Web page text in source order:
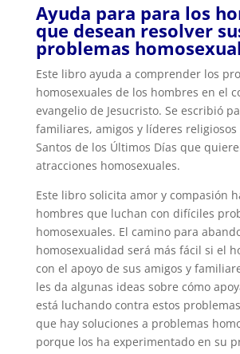
Ayuda para para los
que desean resolver
problemas
Este libro ayuda a comprender los
homosexuales de los hombres en el
evangelio de Jesucristo. Se escribió
familiares, amigos y líderes
Santos de los Últimos Días que
atracciones homosexuales.
Este libro solicita amor y compasión
hombres que luchan con difíciles
homosexuales. El camino para
homosexualidad será más fácil si el
con el apoyo de sus amigos y
les da algunas ideas sobre cómo
está luchando contra estos
que hay soluciones a problemas
porque los ha experimentado en su